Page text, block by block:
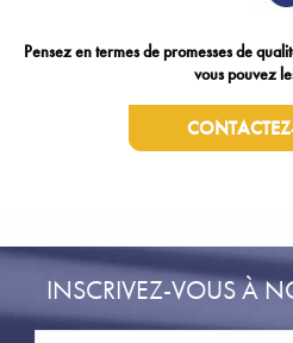
Pensez en termes de promesses de
vous pouvez
INSCRIVEZ-VOUS À